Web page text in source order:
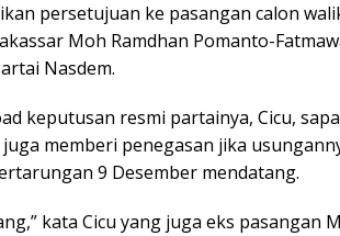
persetujuan ke pasangan calon
Moh Ramdhan Pomanto-
Nasdem.
keputusan resmi partainya, Cicu,
juga memberi penegasan jika
9 Desember mendatang.
kata Cicu yang juga eks pasangan